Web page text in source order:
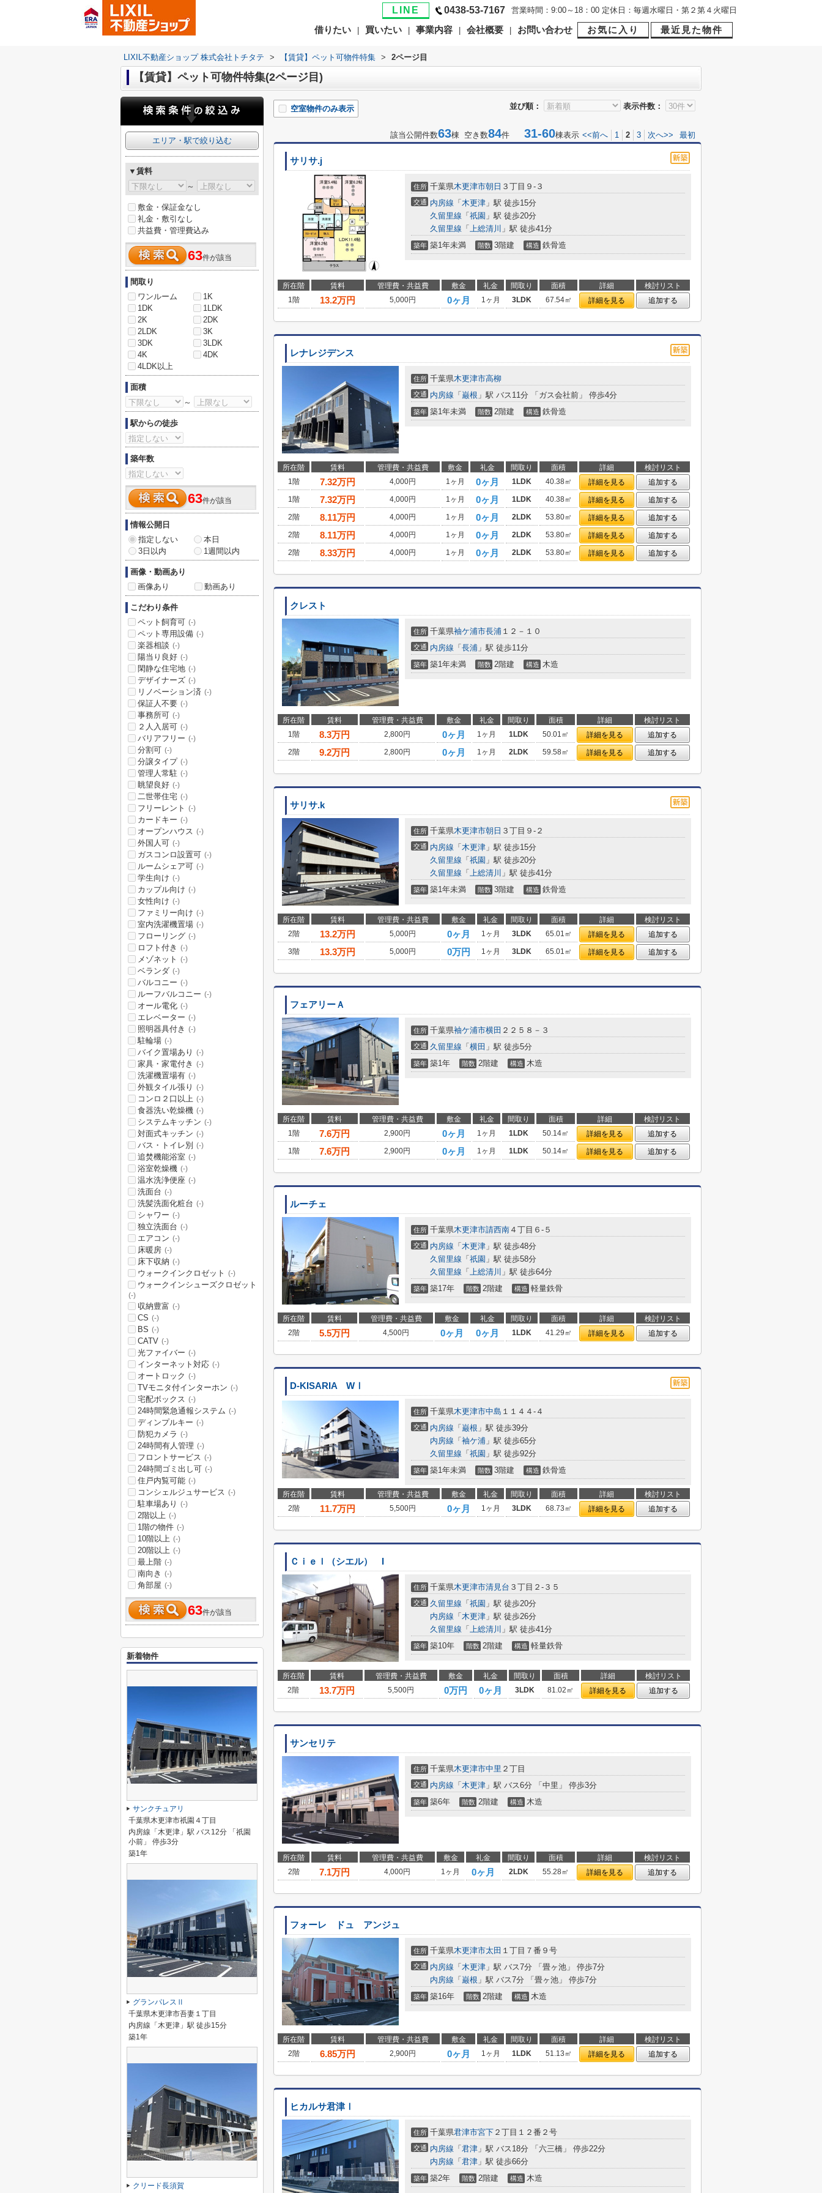
LINE 0438-53-7167 営業時間：9:00～18：00 定休日：毎週水曜日・第２第４火曜日
借りたい 買いたい 事業内容 会社概要 お問い合わせ お気に入り 最近見た物件
LIXIL不動産ショップ 株式会社トチタテ > 【賃貸】ペット可物件特集 > 2ページ目
【賃貸】ペット可物件特集(2ページ目)
並び順： 表示件数：
空室物件のみ表示
該当公開件数63棟 空き数84件 31-60棟表示 <<前へ 1 2 3 次へ>> 最初
サリサ.j
住所 千葉県木更津市朝日 ３丁目９-３
交通 内房線 「 木更津 」駅 徒歩15分
久留里線 「 祇園 」駅 徒歩20分
久留里線 「 上総清川 」駅 徒歩41分
築年 築1年未満 階数 3階建 構造 鉄骨造
所在階 賃料 管理費・共益費 敷金 礼金 間取り 面積 詳細
検討リスト
1階
13.2万円 5,000円 0ヶ月 1ヶ月 3LDK 67.54㎡ 詳細を見る 追加する
レナレジデンス
住所 千葉県木更津市高柳
交通 内房線 「 巌根 」駅 バス11分 「ガス会社前」 停歩4分
築年 築1年未満 階数 2階建 構造 鉄骨造
所在階 賃料 管理費・共益費 敷金 礼金 間取り 面積 詳細
検討リスト
1階
7.32万円 4,000円 1ヶ月 0ヶ月 1LDK 40.38㎡ 詳細を見る
追加する
1階
7.32万円 4,000円 1ヶ月 0ヶ月 1LDK 40.38㎡ 詳細を見る
追加する
2階
8.11万円 4,000円 1ヶ月 0ヶ月 2LDK 53.80㎡ 詳細を見る
追加する
2階
8.11万円 4,000円 1ヶ月 0ヶ月 2LDK 53.80㎡ 詳細を見る
追加する
2階
8.33万円 4,000円 1ヶ月 0ヶ月 2LDK 53.80㎡ 詳細を見る 追加する
クレスト
住所 千葉県袖ケ浦市長浦 １２－１０
交通 内房線 「 長浦 」駅 徒歩11分
築年 築1年未満 階数 2階建 構造 木造
所在階 賃料 管理費・共益費 敷金 礼金 間取り 面積 詳細
検討リスト
1階
8.3万円 2,800円 0ヶ月 1ヶ月 1LDK 50.01㎡ 詳細を見る
追加する
2階
9.2万円 2,800円 0ヶ月 1ヶ月 2LDK 59.58㎡ 詳細を見る 追加する
サリサ.k
住所 千葉県木更津市朝日 ３丁目９-２
交通 内房線 「 木更津 」駅 徒歩15分
久留里線 「 祇園 」駅 徒歩20分
久留里線 「 上総清川 」駅 徒歩41分
築年 築1年未満 階数 3階建 構造 鉄骨造
所在階 賃料 管理費・共益費 敷金 礼金 間取り 面積 詳細
検討リスト
2階
13.2万円 5,000円 0ヶ月 1ヶ月 3LDK 65.01㎡ 詳細を見る
追加する
3階
13.3万円 5,000円 0万円 1ヶ月 3LDK 65.01㎡ 詳細を見る 追加する
フェアリーＡ
住所 千葉県袖ケ浦市横田 ２２５８－３
交通 久留里線 「 横田 」駅 徒歩5分
築年 築1年 階数 2階建 構造 木造
所在階 賃料 管理費・共益費 敷金 礼金 間取り 面積 詳細
検討リスト
1階
7.6万円 2,900円 0ヶ月 1ヶ月 1LDK 50.14㎡ 詳細を見る
追加する
1階
7.6万円 2,900円 0ヶ月 1ヶ月 1LDK 50.14㎡ 詳細を見る 追加する
ルーチェ
住所 千葉県木更津市請西南 ４丁目６-５
交通 内房線 「 木更津 」駅 徒歩48分
久留里線 「 祇園 」駅 徒歩58分
久留里線 「 上総清川 」駅 徒歩64分
築年 築17年 階数 2階建 構造 軽量鉄骨
所在階 賃料 管理費・共益費 敷金 礼金 間取り 面積 詳細
検討リスト
2階
5.5万円 4,500円 0ヶ月 0ヶ月 1LDK 41.29㎡ 詳細を見る 追加する
D-KISARIA WⅠ
住所 千葉県木更津市中島 １１４４-４
交通 内房線 「 巌根 」駅 徒歩39分
内房線 「 袖ケ浦 」駅 徒歩65分
久留里線 「 祇園 」駅 徒歩92分
築年 築1年未満 階数 3階建 構造 鉄骨造
所在階 賃料 管理費・共益費 敷金 礼金 間取り 面積 詳細
検討リスト
2階
11.7万円 5,500円 0ヶ月 1ヶ月 3LDK 68.73㎡ 詳細を見る 追加する
Ｃｉｅｌ（シエル） I
住所 千葉県木更津市清見台 ３丁目２-３５
交通 久留里線 「 祇園 」駅 徒歩20分
内房線 「 木更津 」駅 徒歩26分
久留里線 「 上総清川 」駅 徒歩41分
築年 築10年 階数 2階建 構造 軽量鉄骨
所在階 賃料 管理費・共益費 敷金 礼金 間取り 面積 詳細
検討リスト
2階
13.7万円 5,500円 0万円 0ヶ月 3LDK 81.02㎡ 詳細を見る 追加する
サンセリテ
住所 千葉県木更津市中里 ２丁目
交通 内房線 「 木更津 」駅 バス6分 「中里」 停歩3分
築年 築6年 階数 2階建 構造 木造
所在階 賃料 管理費・共益費 敷金 礼金 間取り 面積 詳細
検討リスト
2階
7.1万円 4,000円 1ヶ月 0ヶ月 2LDK 55.28㎡ 詳細を見る 追加する
フォーレ ドュ アンジュ
住所 千葉県木更津市太田 １丁目７番９号
交通 内房線 「 木更津 」駅 バス7分 「畳ヶ池」 停歩7分
内房線 「 巌根 」駅 バス7分 「畳ヶ池」 停歩7分
築年 築16年 階数 2階建 構造 木造
所在階 賃料 管理費・共益費 敷金 礼金 間取り 面積 詳細
検討リスト
2階
6.85万円 2,900円 0ヶ月 1ヶ月 1LDK 51.13㎡ 詳細を見る 追加する
ヒカルサ君津Ⅰ
住所 千葉県君津市宮下 ２丁目１２番２号
交通 内房線 「 君津 」駅 バス18分 「六三橋」 停歩22分
内房線 「 君津 」駅 徒歩66分
築年 築2年 階数 2階建 構造 木造
エリア・駅で絞り込む
▼賃料
～
敷金・保証金なし
礼金・敷引なし
共益費・管理費込み
63件が該当
間取り
ワンルーム
1K
1DK
1LDK
2K
2DK
2LDK
3K
3DK
3LDK
4K
4DK
4LDK以上
面積
～
駅からの徒歩
築年数
63件が該当
情報公開日
指定しない
本日
3日以内
1週間以内
画像・動画あり
画像あり
動画あり
こだわり条件
ペット飼育可 (-)
ペット専用設備 (-)
楽器相談 (-)
陽当り良好 (-)
閑静な住宅地 (-)
デザイナーズ (-)
リノベーション済 (-)
保証人不要 (-)
事務所可 (-)
２人入居可 (-)
バリアフリー (-)
分割可 (-)
分譲タイプ (-)
管理人常駐 (-)
眺望良好 (-)
二世帯住宅 (-)
フリーレント (-)
カードキー (-)
オープンハウス (-)
外国人可 (-)
ガスコンロ設置可 (-)
ルームシェア可 (-)
学生向け (-)
カップル向け (-)
女性向け (-)
ファミリー向け (-)
室内洗濯機置場 (-)
フローリング (-)
ロフト付き (-)
メゾネット (-)
ベランダ (-)
バルコニー (-)
ルーフバルコニー (-)
オール電化 (-)
エレベーター (-)
照明器具付き (-)
駐輪場 (-)
バイク置場あり (-)
家具・家電付き (-)
洗濯機置場有 (-)
外観タイル張り (-)
コンロ２口以上 (-)
食器洗い乾燥機 (-)
システムキッチン (-)
対面式キッチン (-)
バス・トイレ別 (-)
追焚機能浴室 (-)
浴室乾燥機 (-)
温水洗浄便座 (-)
洗面台 (-)
洗髪洗面化粧台 (-)
シャワー (-)
独立洗面台 (-)
エアコン (-)
床暖房 (-)
床下収納 (-)
ウォークインクロゼット (-)
ウォークインシューズクロゼット
(-)
収納豊富 (-)
CS (-)
BS (-)
CATV (-)
光ファイバー (-)
インターネット対応 (-)
オートロック (-)
TVモニタ付インターホン (-)
宅配ボックス (-)
24時間緊急通報システム (-)
ディンプルキー (-)
防犯カメラ (-)
24時間有人管理 (-)
フロントサービス (-)
24時間ゴミ出し可 (-)
住戸内覧可能 (-)
コンシェルジュサービス (-)
駐車場あり (-)
2階以上 (-)
1階の物件 (-)
10階以上 (-)
20階以上 (-)
最上階 (-)
南向き (-)
角部屋 (-)
63件が該当
新着物件
サンクチュアリ
千葉県木更津市祇園４丁目
内房線「木更津」駅 バス12分 「祇園
小前」 停歩3分
築1年
グランパレスⅡ
千葉県木更津市吾妻１丁目
内房線「木更津」駅 徒歩15分
築1年
クリード長須賀